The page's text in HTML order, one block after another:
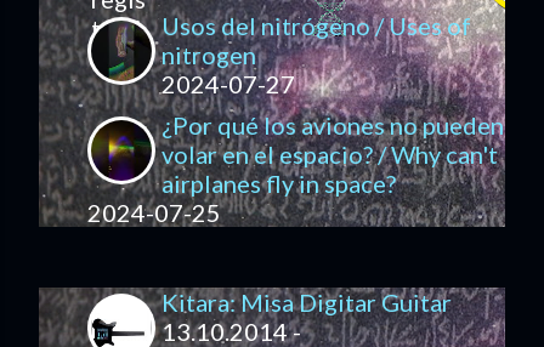
Usos del nitrógeno / Uses of
nitrogen
2024-07-27
¿Por qué los aviones no pueden
volar en el espacio? / Why can't
airplanes fly in space?
2024-07-25
Kitara: Misa Digitar Guitar
13.10.2014 -